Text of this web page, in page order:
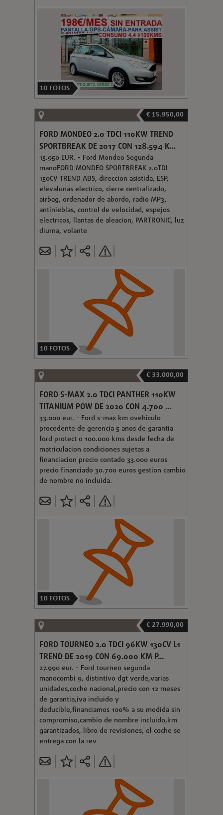
10 FOTOS
€ 15.950,00
FORD MONDEO 2.0 TDCI 110KW TREND
SPORTBREAK DE 2017 CON 128.594 K...
15.950 EUR. - Ford Mondeo Segunda
manoFORD MONDEO SPORTBREAK 2.0TDI
150CV TREND ABS, direccion asistida, ESP,
elevalunas electrico, cierre centralizado,
airbag, ordenador de abordo, radio MP3,
antinieblas, control de velocidad, espejos
electricos, llantas de aleacion, PARTRONIC, luz
diurna, volante
10 FOTOS
€ 33.000,00
FORD S-MAX 2.0 TDCI PANTHER 110KW
TITANIUM POW DE 2020 CON 4.700 ...
33.000 eur. - Ford s-max km 0vehiculo
procedente de gerencia 5 anos de garantia
ford protect o 100.000 kms desde fecha de
matriculacion condiciones sujetas a
financiacion precio contado 33.000 euros
precio financiado 30.700 euros gestion cambio
de nombre no incluida.
10 FOTOS
€ 27.990,00
FORD TOURNEO 2.0 TDCI 96KW 130CV L1
TREND DE 2019 CON 69.000 KM P...
27.990 eur. - Ford tourneo segunda
manocombi 9, distintivo dgt verde,varias
unidades,coche nacional,precio con 12 meses
de garantia,iva incluido y
deducible,financiamos 100% a su medida sin
compromiso,cambio de nombre incluido,km
garantizados, libro de revisiones, el coche se
entrega con la rev